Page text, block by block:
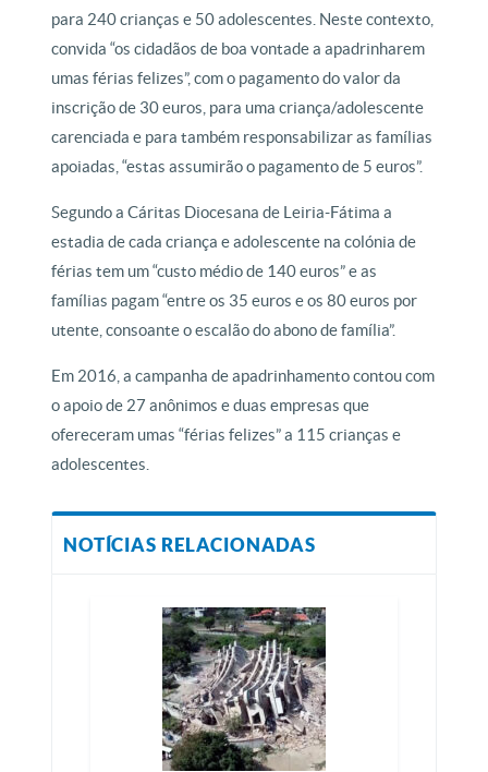
para 240 crianças e 50 adolescentes. Neste contexto,
convida “os cidadãos de boa vontade a apadrinharem
umas férias felizes”, com o pagamento do valor da
inscrição de 30 euros, para uma criança/adolescente
carenciada e para também responsabilizar as famílias
apoiadas, “estas assumirão o pagamento de 5 euros”.
Segundo a Cáritas Diocesana de Leiria-Fátima a
estadia de cada criança e adolescente na colónia de
férias tem um “custo médio de 140 euros” e as
famílias pagam “entre os 35 euros e os 80 euros por
utente, consoante o escalão do abono de família”.
Em 2016, a campanha de apadrinhamento contou com
o apoio de 27 anônimos e duas empresas que
ofereceram umas “férias felizes” a 115 crianças e
adolescentes.
NOTÍCIAS RELACIONADAS